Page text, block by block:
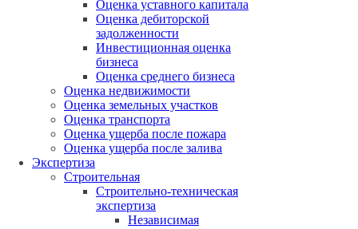
Оценка уставного капитала
Оценка дебиторской
задолженности
Инвестиционная оценка
бизнеса
Оценка среднего бизнеса
Оценка недвижимости
Оценка земельных участков
Оценка транспорта
Оценка ущерба после пожара
Оценка ущерба после залива
Экспертиза
Строительная
Строительно-техническая
экспертиза
Независимая